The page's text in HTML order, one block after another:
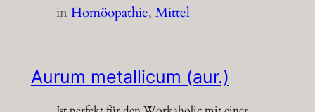
inHomöopathie, Mittel
Aurum metallicum (aur.)